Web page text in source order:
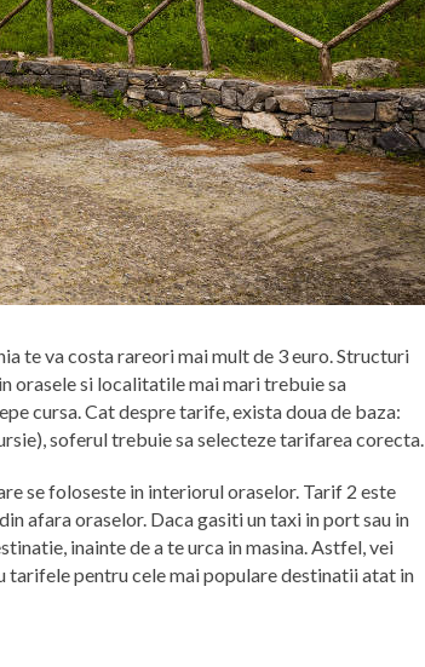
te va costa rareori mai mult de 3 euro. Structuri
orasele si localitatile mai mari trebuie sa
cursa. Cat despre tarife, exista doua de baza:
soferul trebuie sa selecteze tarifarea corecta.
se foloseste in interiorul oraselor. Tarif 2 este
afara oraselor. Daca gasiti un taxi in port sau in
inainte de a te urca in masina. Astfel, vei
tarifele pentru cele mai populare destinatii atat in